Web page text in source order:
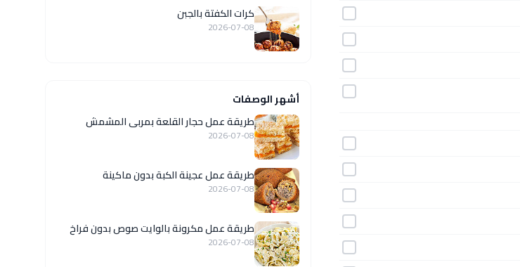
كرات الكفتة بالجبن
2026-07-08
أشهر الوصفات
طريقة عمل حجار القلعة بمربى المشمش
2026-07-08
طريقة عمل عجينة الكبة بدون ماكينة
2026-07-08
طريقة عمل مكرونة بالوايت صوص بدون فراخ
2026-07-08